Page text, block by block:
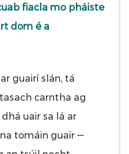
fiacla mo pháiste
dom é a
guairí slán, tá
carntha ag
uair sa lá ar
tomáin guair —